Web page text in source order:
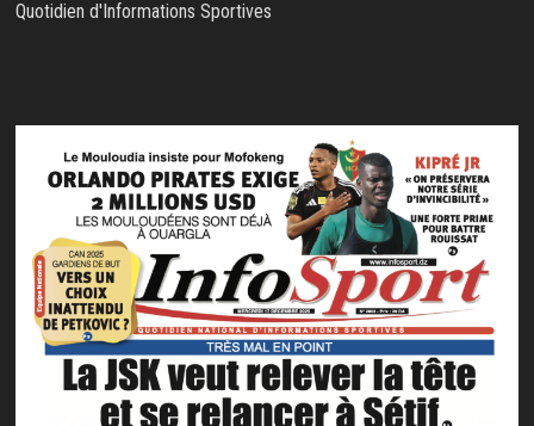
Quotidien d'Informations Sportives